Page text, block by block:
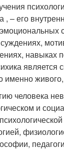
, – его
навыках
является
именно
человека
и